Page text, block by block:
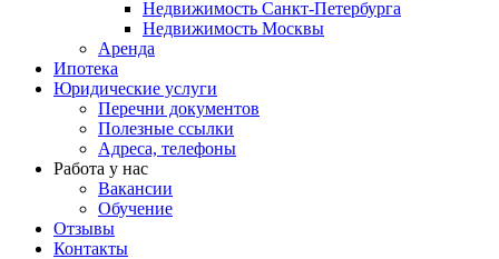
Недвижимость Санкт-Петербурга
Недвижимость Москвы
Аренда
Ипотека
Юридические услуги
Перечни документов
Полезные ссылки
Адреса, телефоны
Работа у нас
Вакансии
Обучение
Отзывы
Контакты